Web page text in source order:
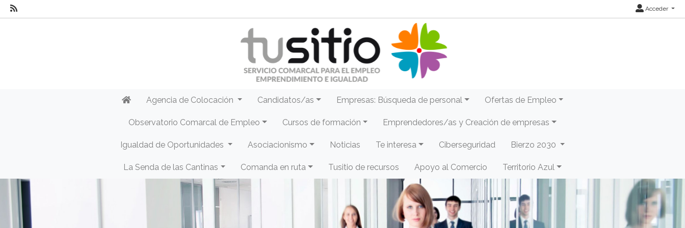
Acceder
Agencia de Colocación Candidatos/as Empresas: Búsqueda de personal Ofertas de Empleo
Observatorio Comarcal de Empleo Cursos de formación Emprendedores/as y Creación de empresas
Igualdad de Oportunidades Asociacionismo Noticias Te interesa Ciberseguridad Bierzo 2030
La Senda de las Cantinas Comanda en ruta Tusitio de recursos Apoyo al Comercio Territorio Azul